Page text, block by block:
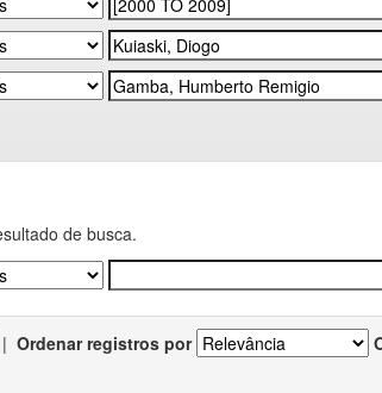
de busca.
| Ordenar registros por